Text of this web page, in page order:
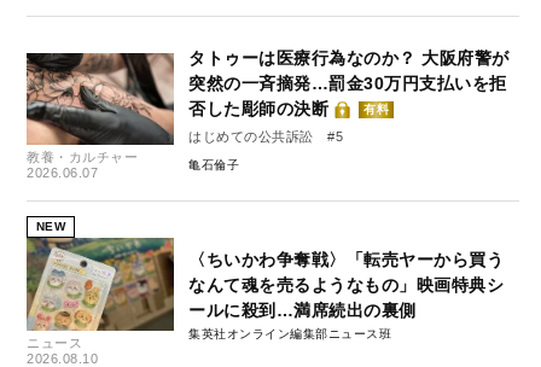
教養・カルチャー
2026.06.07
タトゥーは医療行為なのか？ 大阪府警が
突然の一斉摘発…罰金30万円支払いを拒
否した彫師の決断
有料
はじめての公共訴訟 #5
亀石倫子
NEW
ニュース
2026.08.10
〈ちいかわ争奪戦〉「転売ヤーから買う
なんて魂を売るようなもの」映画特典シ
ールに殺到…満席続出の裏側
集英社オンライン編集部ニュース班